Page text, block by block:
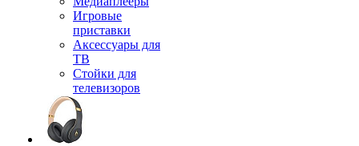
Игровые
приставки
Аксессуары для
ТВ
Стойки для
телевизоров